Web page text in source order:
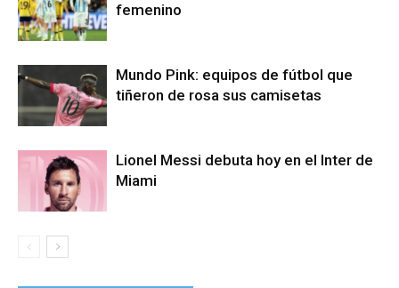
femenino
Mundo Pink: equipos de fútbol que
tiñeron de rosa sus camisetas
Lionel Messi debuta hoy en el Inter de
Miami